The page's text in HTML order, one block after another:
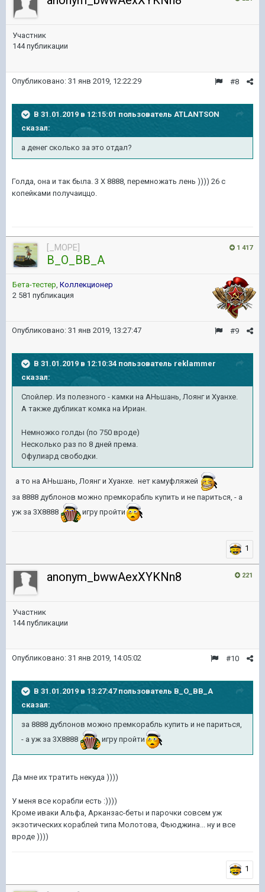
Участник
144 публикации
#8
Опубликовано: 31 янв 2019, 12:22:29
В 31.01.2019 в 12:15:01 пользователь ATLANTSON
сказал:
а денег сколько за это отдал?
Голда, она и так была. 3 Х 8888, перемножать лень )))) 26 с
копейками получаиццо.
1 417
[_MOPE]
B_O_BB_A
Бета-тестер, Коллекционер
2 581 публикация
#9
Опубликовано: 31 янв 2019, 13:27:47
В 31.01.2019 в 12:10:34 пользователь reklammer
сказал:
Спойлер. Из полезного - камки на АНьшань, Лоянг и Хуанхе.
А также дубликат комка на Ириан.
Немножко голды (по 750 вроде)
Несколько раз по 8 дней према.
Офулиард свободки.
а то на АНьшань, Лоянг и Хуанхе. нет камуфляжей
за 8888 дублонов можно премкорабль купить и не париться, - а
уж за 3Х8888
игру пройти
1
221
anonym_bwwAexXYKNn8
Участник
144 публикации
#10
Опубликовано: 31 янв 2019, 14:05:02
В 31.01.2019 в 13:27:47 пользователь B_O_BB_A
сказал:
за 8888 дублонов можно премкорабль купить и не париться,
- а уж за 3Х8888
игру пройти
Да мне их тратить некуда ))))
У меня все корабли есть :))))
Кроме иваки Альфа, Арканзас-беты и парочки совсем уж
экзотических кораблей типа Молотова, Фьюджина... ну и все
вроде ))))
1